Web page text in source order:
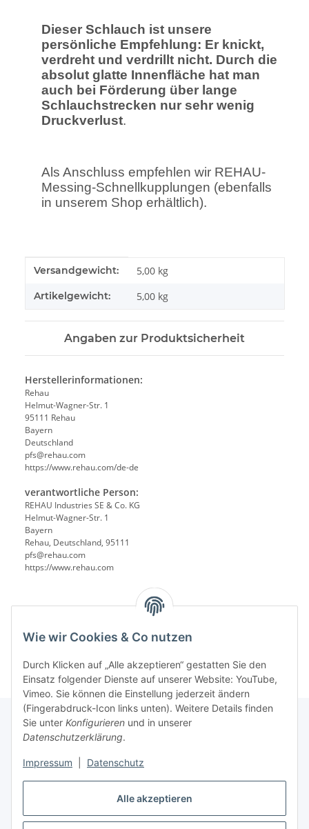
Alle akzeptieren
Wie wir Cookies & Co nutzen
Durch Klicken auf „Alle akzeptieren“ gestatten Sie den
Einsatz folgender Dienste auf unserer Website: YouTube,
Vimeo. Sie können die Einstellung jederzeit ändern
(Fingerabdruck-Icon links unten). Weitere Details finden
Sie unter Konfigurieren und in unserer
Datenschutzerklärung.
Impressum Datenschutz
Dieser Schlauch ist unsere
persönliche Empfehlung: Er knickt,
verdreht und verdrillt nicht. Durch die
absolut glatte Innenfläche hat man
auch bei Förderung über lange
Schlauchstrecken nur sehr wenig
Druckverlust.
Als Anschluss empfehlen wir REHAU-
Messing-Schnellkupplungen (ebenfalls
in unserem Shop erhältlich).
Produkteigenschaft
Wert
Versandgewicht: 5,00 kg
Artikelgewicht: 5,00 kg
Angaben zur Produktsicherheit
Herstellerinformationen:
Rehau
Helmut-Wagner-Str. 1
95111 Rehau
Bayern
Deutschland
pfs@rehau.com
https://www.rehau.com/de-de
verantwortliche Person:
REHAU Industries SE & Co. KG
Helmut-Wagner-Str. 1
Bayern
Rehau, Deutschland, 95111
pfs@rehau.com
https://www.rehau.com
Gesetzliche Informationen